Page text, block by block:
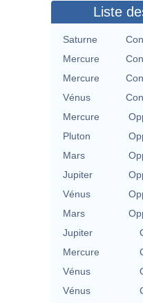
Liste
Saturne
Mercure
Mercure
Vénus
Mercure
Pluton
Mars
Jupiter
Vénus
Mars
Jupiter
Mercure
Vénus
Vénus